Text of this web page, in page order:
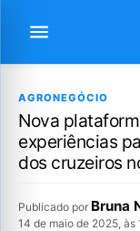
AGRONEGÓCIO
Nova
experiências
dos cruzeiros
Publicado por Bruna
14 de maio de 2025, às